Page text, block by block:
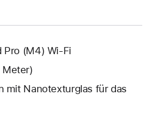
Pro (M4) Wi‑Fi
Meter)
mit Nanotexturglas für das